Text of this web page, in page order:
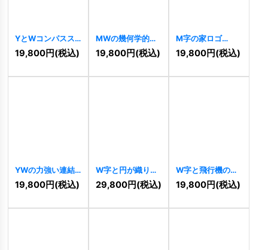
YとWコンパスス
ターロゴ [11166]
19,800円(税込)
MWの幾何学的・
力強い連結ロゴ
11122
19,800円(税込)
M字の家ロゴ
[11117]
19,800円(税込)
YWの力強い連結
ロゴ[11108]
19,800円(税込)
W字と円が織りな
す洗練されたロゴ
11103
29,800円(税込)
W字と飛行機のグ
ローバルとトラベ
ルロゴ [ 11090]
19,800円(税込)